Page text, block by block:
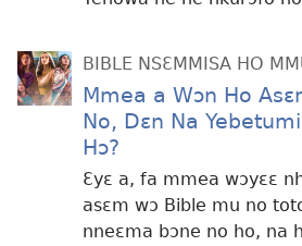
BIBLE NSƐMMISA HO
Mmea a Wɔn Ho
No, Dɛn Na
Hɔ?
Ɛyɛ a, fa mmea wɔyɛɛ
asɛm wɔ Bible mu no
nneɛma bɔne no ho, na